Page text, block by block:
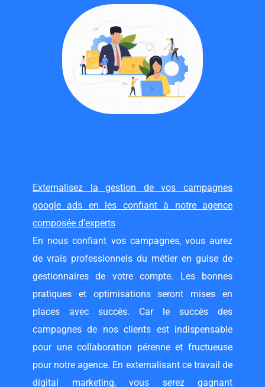
Externalisez la gestion de vos campagnes
google ads en les confiant à notre agence
composée d’experts
En nous confiant vos campagnes, vous aurez
de vrais professionnels du métier en guise de
gestionnaires de votre compte. Les bonnes
pratiques et optimisations seront mises en
places avec succès. Car le succès des
campagnes de nos clients est indispensable
pour une collaboration pérenne et fructueuse
pour notre agence. En externalisant ce travail de
digital marketing, vous serez gagnant